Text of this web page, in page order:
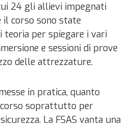
24 gli allievi impegnati
il corso sono state
per spiegare i vari
e sessioni di prove
delle attrezzature.
in pratica, quanto
soprattutto per
La FSAS vanta una